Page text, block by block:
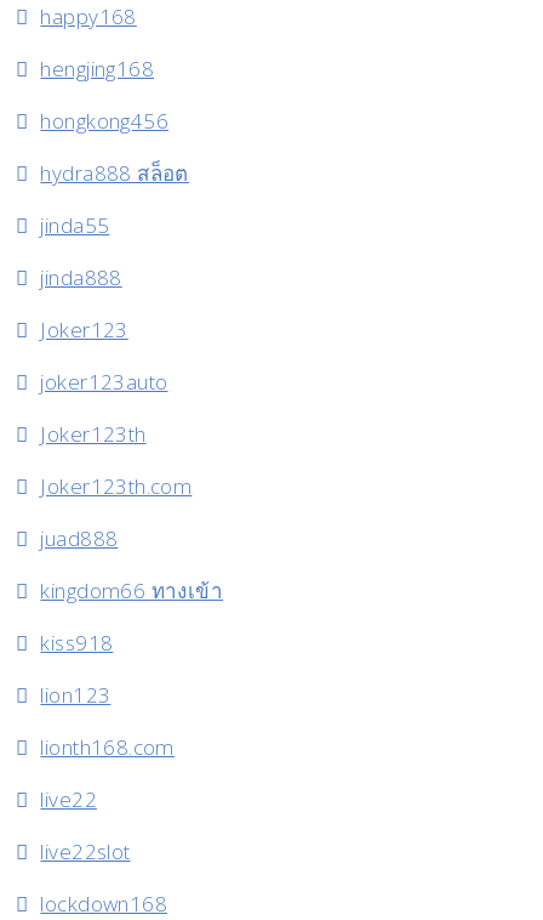
happy168
hengjing168
hongkong456
hydra888 สล็อต
jinda55
jinda888
Joker123
joker123auto
Joker123th
Joker123th.com
juad888
kingdom66 ทางเข้า
kiss918
lion123
lionth168.com
live22
live22slot
lockdown168